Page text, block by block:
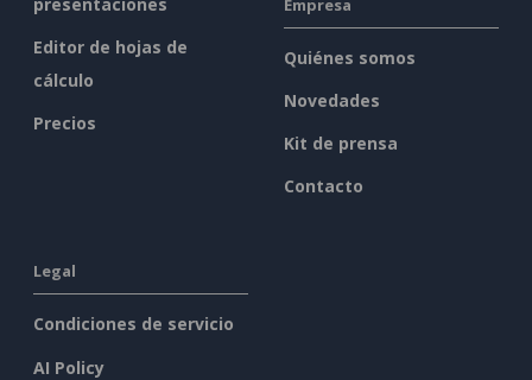
Editor de hojas de
cálculo
Precios
Quiénes somos
Novedades
Kit de prensa
Contacto
Legal
Condiciones de servicio
AI Policy